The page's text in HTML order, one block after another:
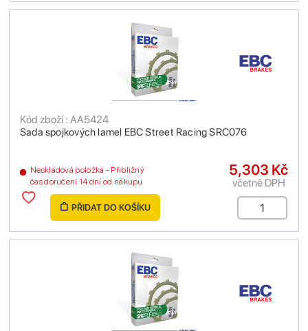
Sada spojkových lamel EBC Street Racing SRC076
Kód zboží : AA5424
Neskladová položka - Přibližný
čas doručení 14 dní od nákupu
5,303 Kč
včetně DPH
PŘIDAT DO KOŠÍKU